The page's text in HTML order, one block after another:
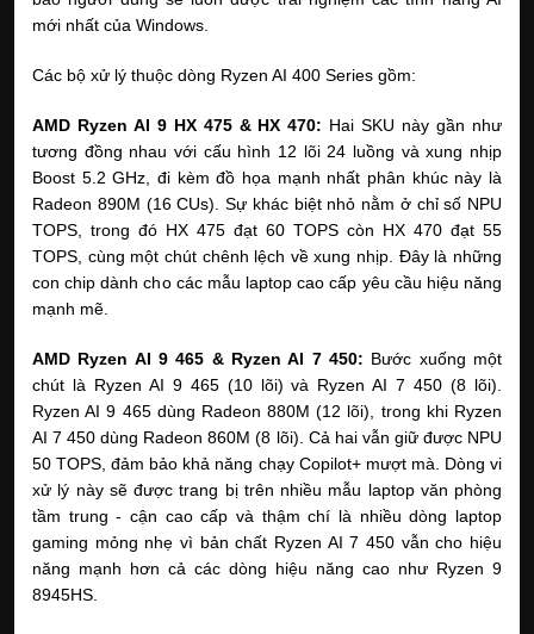
mới nhất của Windows.
Các bộ xử lý thuộc dòng Ryzen AI 400 Series gồm:
AMD Ryzen AI 9 HX 475 & HX 470: Hai SKU này gần như
tương đồng nhau với cấu hình 12 lõi 24 luồng và xung nhịp
Boost 5.2 GHz, đi kèm đồ họa mạnh nhất phân khúc này là
Radeon 890M (16 CUs). Sự khác biệt nhỏ nằm ở chỉ số NPU
TOPS, trong đó HX 475 đạt 60 TOPS còn HX 470 đạt 55
TOPS, cùng một chút chênh lệch về xung nhịp. Đây là những
con chip dành cho các mẫu laptop cao cấp yêu cầu hiệu năng
mạnh mẽ.
AMD Ryzen AI 9 465 & Ryzen AI 7 450: Bước xuống một
chút là Ryzen AI 9 465 (10 lõi) và Ryzen AI 7 450 (8 lõi).
Ryzen AI 9 465 dùng Radeon 880M (12 lõi), trong khi Ryzen
AI 7 450 dùng Radeon 860M (8 lõi). Cả hai vẫn giữ được NPU
50 TOPS, đảm bảo khả năng chạy Copilot+ mượt mà. Dòng vi
xử lý này sẽ được trang bị trên nhiều mẫu laptop văn phòng
tầm trung - cận cao cấp và thậm chí là nhiều dòng laptop
gaming mỏng nhẹ vì bản chất Ryzen AI 7 450 vẫn cho hiệu
năng mạnh hơn cả các dòng hiệu năng cao như Ryzen 9
8945HS.